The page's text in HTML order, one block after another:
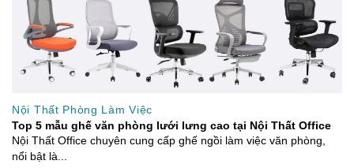
Nội Thất Phòng Làm Việc
Top 5 mẫu ghế văn phòng lưới lưng cao tại Nội Thất Office
Nội Thất Office chuyên cung cấp ghế ngồi làm việc văn phòng,
nổi bật là...